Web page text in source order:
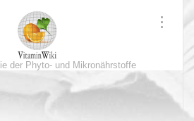
der Phyto- und Mikronährstoffe